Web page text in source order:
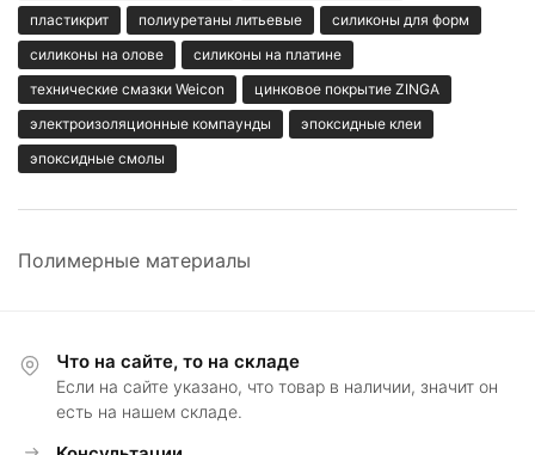
пластикрит
полиуретаны литьевые
силиконы для форм
силиконы на олове
силиконы на платине
технические смазки Weicon
цинковое покрытие ZINGA
электроизоляционные компаунды
эпоксидные клеи
эпоксидные смолы
Полимерные материалы
Что на сайте, то на складе
Если на сайте указано, что товар в наличии, значит он
есть на нашем складе.